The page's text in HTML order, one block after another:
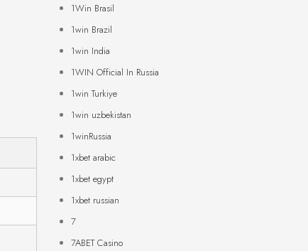
1Win Brasil
1win Brazil
1win India
1WIN Official In Russia
1win Turkiye
1win uzbekistan
1winRussia
1xbet arabic
1xbet egypt
1xbet russian
7
7ABET Casino